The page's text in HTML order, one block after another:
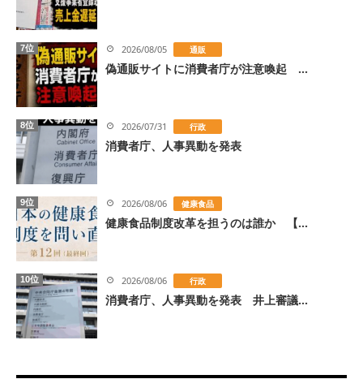
7位 2026/08/05 通販
偽通販サイトに消費者庁が注意喚起 ...
8位 2026/07/31 行政
消費者庁、人事異動を発表
9位 2026/08/06 健康食品
健康食品制度改革を担うのは誰か 【...
10位 2026/08/06 行政
消費者庁、人事異動を発表 井上審議...